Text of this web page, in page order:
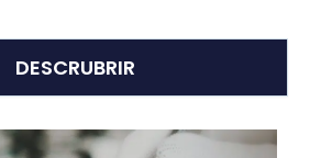
DESCRUBRIR